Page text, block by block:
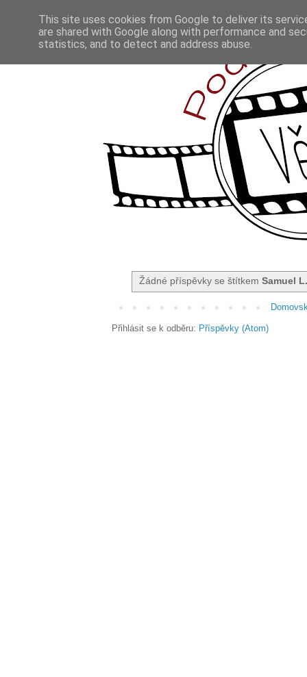
Žádné příspěvky se štítkem Samuel
Přihlásit se k odběru: Příspěvky (Atom)
This site uses cookies from Google to deliver its
are shared with Google along with performance and
statistics, and to detect and address abuse.